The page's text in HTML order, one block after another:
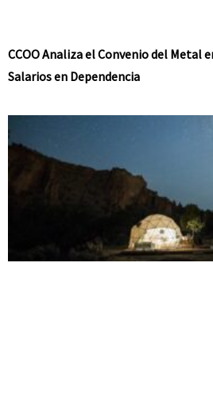
CCOO Analiza el Convenio del Metal
Salarios en Dependencia